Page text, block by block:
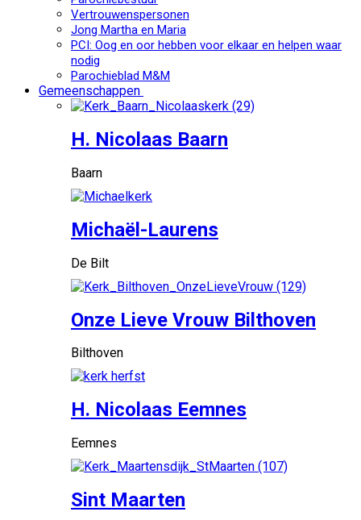
Vertrouwenspersonen
Jong Martha en Maria
PCI: Oog en oor hebben voor elkaar en helpen waar
nodig
Parochieblad M&M
Gemeenschappen
H. Nicolaas Baarn
Baarn
Michaël-Laurens
De Bilt
Onze Lieve Vrouw Bilthoven
Bilthoven
H. Nicolaas Eemnes
Eemnes
Sint Maarten